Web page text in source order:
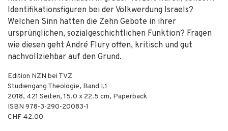
Identifikationsfiguren bei der Volkwerdung Israels?
Welchen Sinn hatten die Zehn Gebote in ihrer
ursprünglichen, sozialgeschichtlichen Funktion? Fragen
wie diesen geht André Flury offen, kritisch und gut
nachvollziehbar auf den Grund.
Edition NZN bei TVZ
Studiengang Theologie, Band I,1
2018, 421 Seiten, 15.0 x 22.5 cm, Paperback
ISBN 978-3-290-20083-1
CHF 42.00